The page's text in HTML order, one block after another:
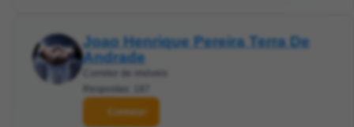
Joao Henrique Pereira Terra De
Andrade
Corretor de imóveis
Respostas: 187
Contatar